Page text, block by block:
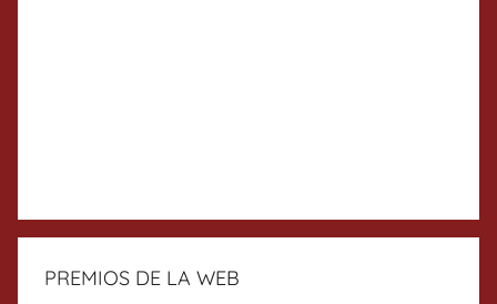
PREMIOS DE LA WEB